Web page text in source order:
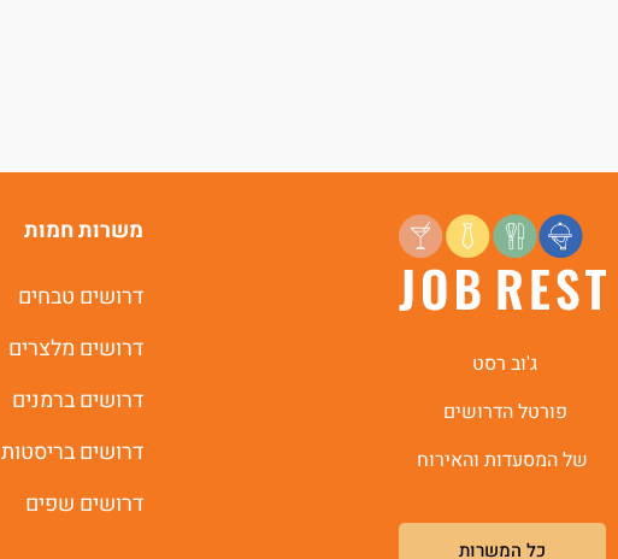
ג'וב רסט
פורטל הדרושים
של המסעדות והאירוח
כל המשרות
משרות חמות
דרושים טבחים
דרושים מלצרים
דרושים ברמנים
דרושים בריסטות
דרושים שפים